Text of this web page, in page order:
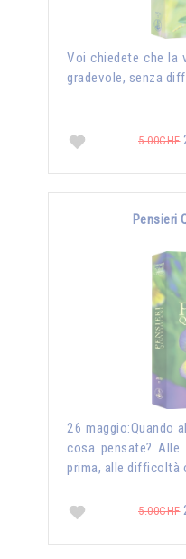
Voi chiedete che la
gradevole, senza
5.00CHF
Pensieri
26 maggio:Quando
cosa pensate? Alle
prima, alle difficoltà
5.00CHF